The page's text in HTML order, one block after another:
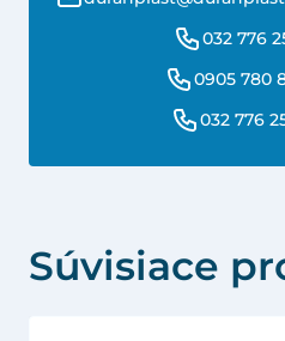
032 776
0905 780
032 776
Súvisiace